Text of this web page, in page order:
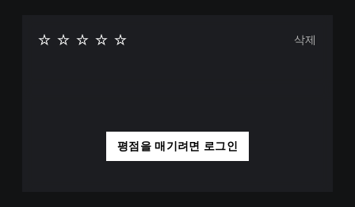
평점을 매기려면 로그인
삭제